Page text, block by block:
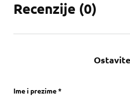
Recenzije (0)
Ime i prezime *